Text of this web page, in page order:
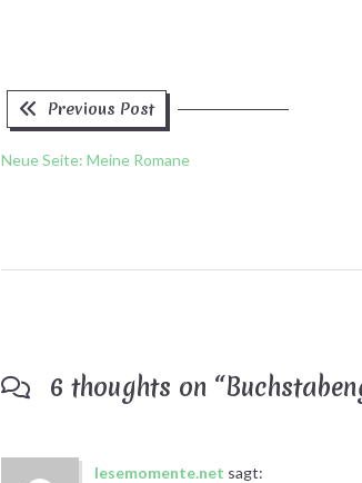
Beitragsnavigation
Previous Post
Neue Seite: Meine Romane
6 thoughts on “
lesemomente.net sagt: